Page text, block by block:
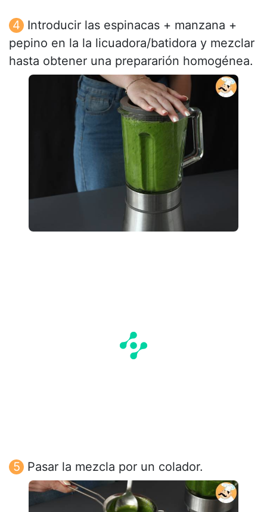
Introducir las espinacas + manzana +
pepino en la la licuadora/batidora y mezclar
hasta obtener una prepararión homogénea.
Pasar la mezcla por un colador.